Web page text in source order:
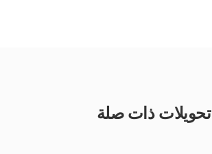
تحويلات ذات صلة